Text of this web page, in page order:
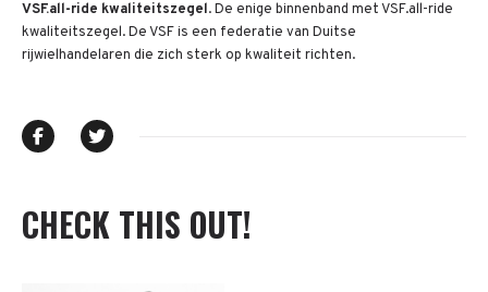
VSF.all-ride kwaliteitszegel. De enige binnenband met VSF.all-ride
kwaliteitszegel. De VSF is een federatie van Duitse
rijwielhandelaren die zich sterk op kwaliteit richten.
CHECK THIS OUT!